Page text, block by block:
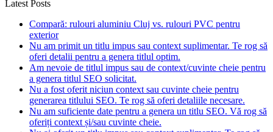
Latest Posts
Compară: rulouri aluminiu Cluj vs. rulouri PVC pentru
exterior
Nu am primit un titlu impus sau context suplimentar. Te rog să
oferi detalii pentru a genera titlul optim.
Am nevoie de titlul impus sau de context/cuvinte cheie pentru
a genera titlul SEO solicitat.
Nu a fost oferit niciun context sau cuvinte cheie pentru
generarea titlului SEO. Te rog să oferi detaliile necesare.
Nu am suficiente date pentru a genera un titlu SEO. Vă rog să
oferiți context și/sau cuvinte cheie.